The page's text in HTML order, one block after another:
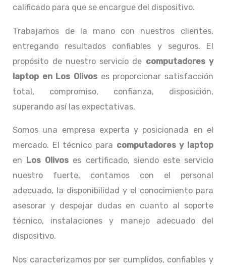
calificado para que se encargue del dispositivo.
Trabajamos de la mano con nuestros clientes,
entregando resultados confiables y seguros. El
propósito de nuestro servicio de computadores y
laptop en Los Olivos es proporcionar satisfacción
total, compromiso, confianza, disposición,
superando así las expectativas.
Somos una empresa experta y posicionada en el
mercado. El técnico para computadores y laptop
en Los Olivos es certificado, siendo este servicio
nuestro fuerte, contamos con el personal
adecuado, la disponibilidad y el conocimiento para
asesorar y despejar dudas en cuanto al soporte
técnico, instalaciones y manejo adecuado del
dispositivo.
Nos caracterizamos por ser cumplidos, confiables y